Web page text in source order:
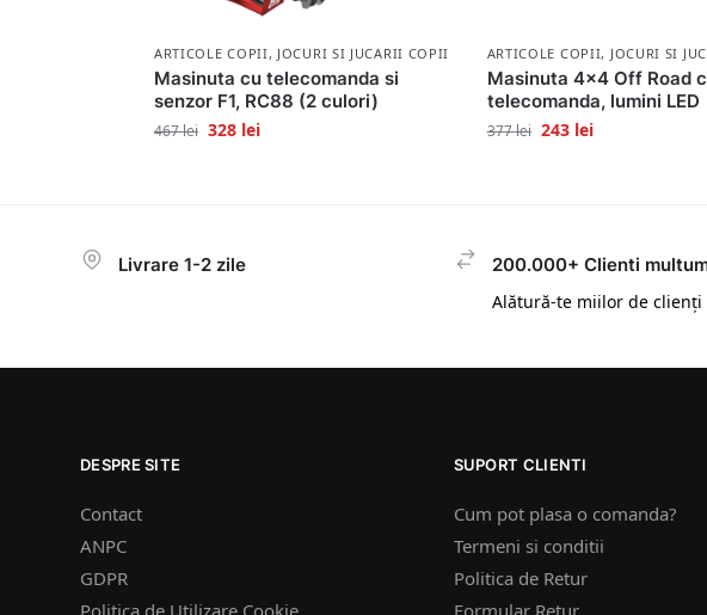
ARTICOLE COPII, JOCURI SI JUCARII COPII
Masinuta cu telecomanda si
senzor F1, RC88 (2 culori)
467lei 328 lei
ARTICOLE COPII, JOCURI SI
Masinuta 4×4 Off Road
telecomanda, lumini LED
377lei 243 lei
Livrare 1-2 zile
200.000+ Clienti
Alătură-te miilor de
DESPRE SITE
Contact
ANPC
GDPR
SUPORT CLIENTI
Cum pot plasa o comanda?
Termeni si conditii
Politica de Retur